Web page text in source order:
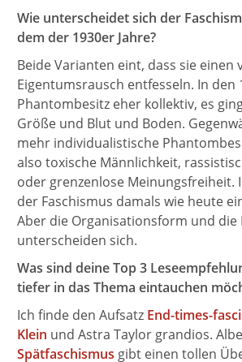
Wie unterscheidet sich der
dem der 1930er Jahre?
Beide Varianten eint, dass sie einen
Eigentumsrausch entfesseln. In den
Phantombesitz eher kollektiv, es
Größe und Blut und Boden.
mehr individualistische
also toxische Männlichkeit,
oder grenzenlose Meinungsfreiheit.
der Faschismus damals wie heute
Aber die Organisationsform und die
unterscheiden sich.
Was sind deine Top 3
tiefer in das Thema eintauchen
Ich finde den Aufsatz End-times-
Klein und Astra Taylor grandios.
Spätfaschismus gibt einen tollen